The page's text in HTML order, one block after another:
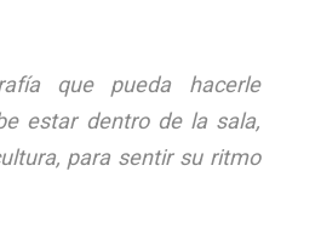
que pueda hacerle
estar dentro de la sala,
para sentir su ritmo